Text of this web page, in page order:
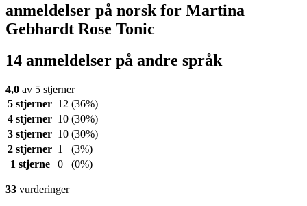
anmeldelser på norsk for Martina
Gebhardt Rose Tonic
14 anmeldelser på andre språk
4,0 av 5 stjerner
5 stjerner 12 (36%)
4 stjerner 10 (30%)
3 stjerner 10 (30%)
2 stjerner 1
(3%)
1 stjerne
0 (0%)
33 vurderinger